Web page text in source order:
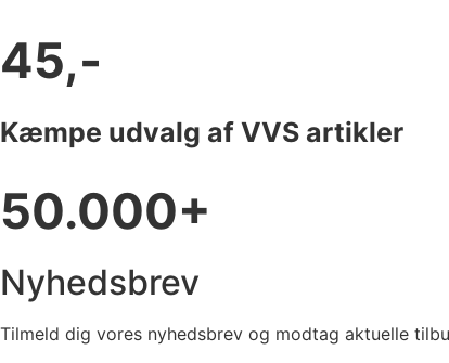
45,-
Kæmpe udvalg af VVS artikler
50.000+
Nyhedsbrev
Tilmeld dig vores nyhedsbrev og modtag aktuelle